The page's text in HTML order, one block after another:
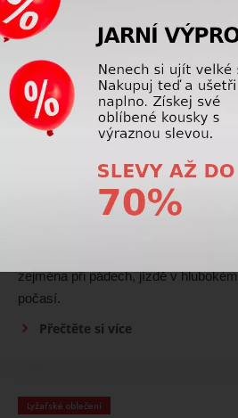
modelů je navrženo s vyšším
nebo ergonomickým střihem, který
bez nich.
Přečtěte si více
Lyžařské oblečení
Proč je důležitý sněžný pás v
Sněžný pás zabraňuje pronikání
vzduchu pod bundu. Zvyšuje
zejména při pádech, jízdě v
počasí.
Přečtěte si více
Lyžařské oblečení